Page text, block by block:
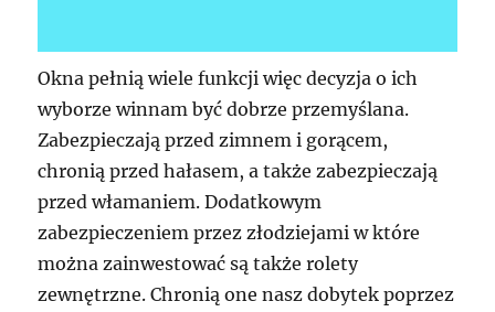
Okna pełnią wiele funkcji więc decyzja o ich
wyborze winnam być dobrze przemyślana.
Zabezpieczają przed zimnem i gorącem,
chronią przed hałasem, a także zabezpieczają
przed włamaniem. Dodatkowym
zabezpieczeniem przez złodziejami w które
można zainwestować są także rolety
zewnętrzne. Chronią one nasz dobytek poprzez